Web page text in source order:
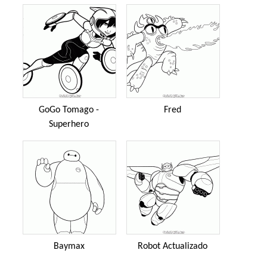
GoGo Tomago -
Superhero
Fred
Baymax
Robot Actualizado